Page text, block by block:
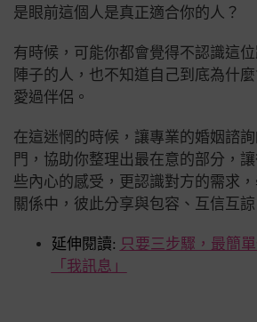
是眼前這個人是真正適合你的人？
有時候，可能你都會覺得不認識這
陣子的人，也不知道自己到底為什
愛過伴侶。
在這迷惘的時候，讓專業的婚姻諮
門，協助你整理出最在意的部分，
些內心的感受，更認識對方的需求
關係中，彼此分享與包容、互信互諒
延伸閱讀: 只要三步驟，最簡
「我訊息」